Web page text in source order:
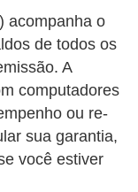
acompanha o
de todos os
A
computadores
ou re-
sua garantia,
você estiver